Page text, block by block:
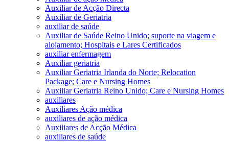
Auxiliar de Acção Directa
Auxiliar de Geriatria
auxiliar de saúde
Auxiliar de Saúde Reino Unido; suporte na viagem e
alojamento; Hospitais e Lares Certificados
auxiliar enfermagem
Auxiliar geriatria
Auxiliar Geriatria Irlanda do Norte; Relocation
Package; Care e Nursing Homes
Auxiliar Geriatria Reino Unido; Care e Nursing Homes
auxiliares
Auxiliares Ação médica
auxiliares de ação médica
Auxiliares de Acção Médica
auxiliares de saúde